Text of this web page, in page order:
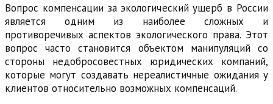
Вопрос компенсации за экологический ущерб в России
является одним из наиболее сложных и
противоречивых аспектов экологического права. Этот
вопрос часто становится объектом манипуляций со
стороны недобросовестных юридических компаний,
которые могут создавать нереалистичные ожидания у
клиентов относительно возможных компенсаций.